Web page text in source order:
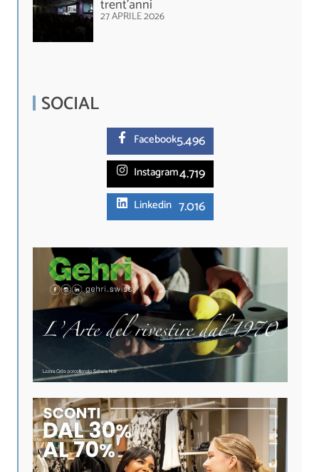
trent’anni
27 APRILE 2026
SOCIAL
Facebook5.496
Instagram4.719
Linkedin 7.016